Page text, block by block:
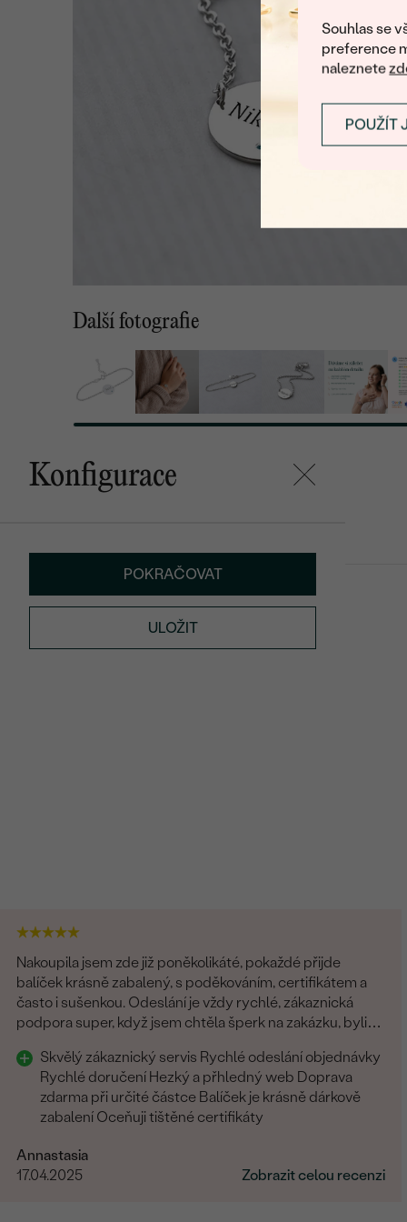
Souhlas se
preference
naleznete
POUŽÍT
Další fotografie
Konfigurace
POKRAČOVAT
ULOŽIT
Glosie
Nakoupila jsem zde již poněkolikáté, pokaždé přijde
balíček krásně zabalený, s poděkováním, certifikátem a
často i sušenkou. Odeslání je vždy rychlé, zákaznická
podpora super, když jsem chtěla šperk na zakázku, byli
Skvělý zákaznický servis Rychlé odeslání objednávky
Rychlé doručení Hezký a přhledný web Doprava
zdarma při určité částce Balíček je krásně dárkově
zabalení Oceňuji tištěné certifikáty
Annastasia
17.04.2025
Zobrazit celou recenzi